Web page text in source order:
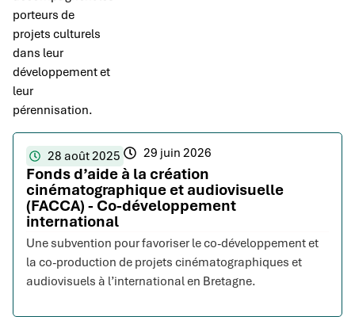
porteurs de
projets culturels
dans leur
développement et
leur
pérennisation.
28 août 2025 29 juin 2026
Fonds d’aide à la création
cinématographique et audiovisuelle
(FACCA) - Co-développement
international
Une subvention pour favoriser le co-développement et
la co-production de projets cinématographiques et
audiovisuels à l’international en Bretagne.